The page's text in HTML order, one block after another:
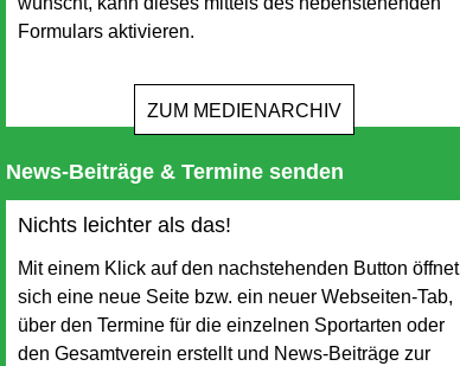
Formulars aktivieren.
ZUM MEDIENARCHIV
News-Beiträge & Termine senden
Nichts leichter als das!
Mit einem Klick auf den nachstehenden Button öffnet
sich eine neue Seite bzw. ein neuer Webseiten-Tab,
über den Termine für die einzelnen Sportarten oder
den Gesamtverein erstellt und News-Beiträge zur